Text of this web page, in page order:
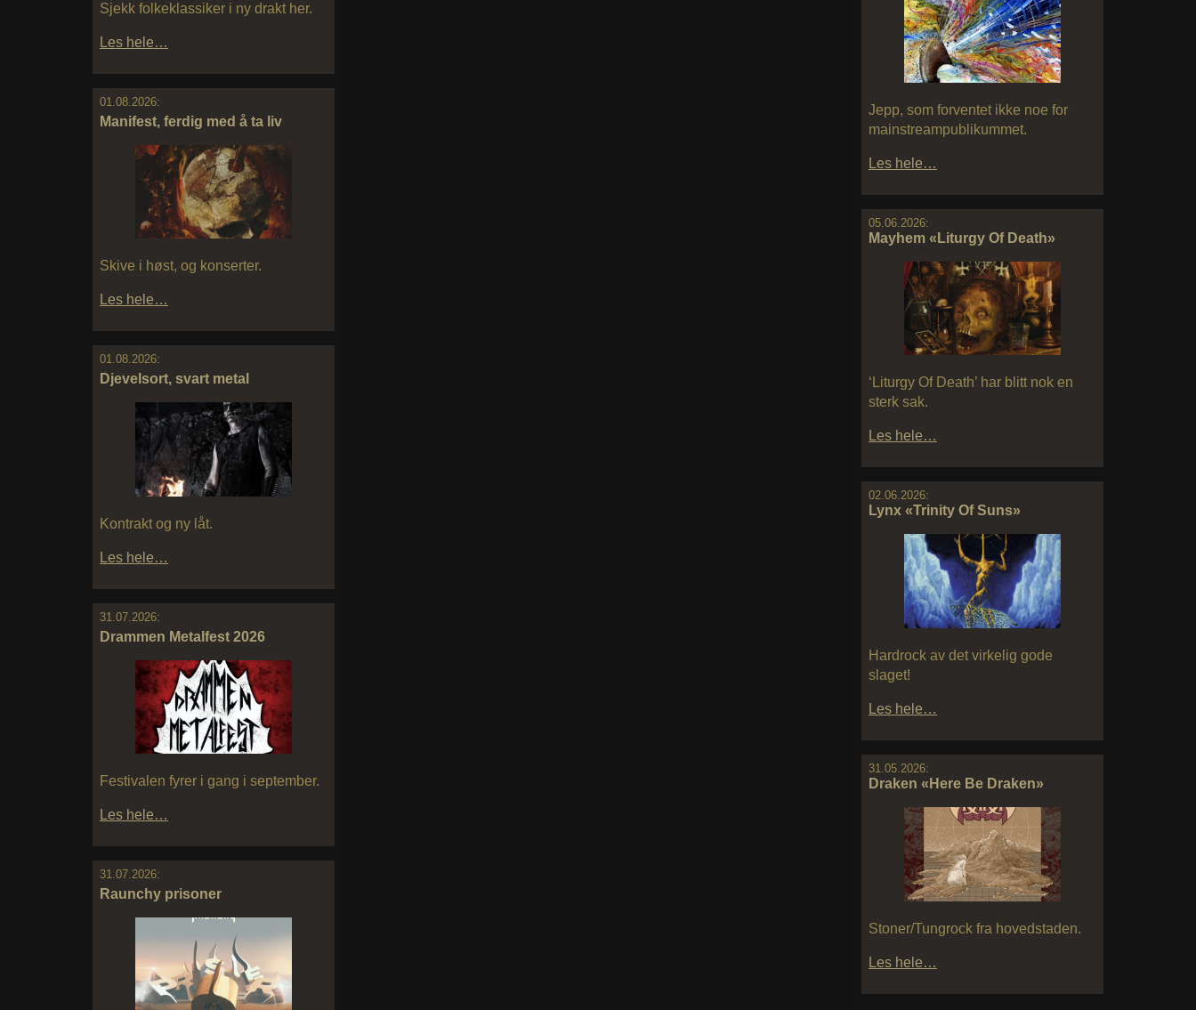
Sjekk folkeklassiker i ny drakt her.
Les hele…
01.08.2026:
Manifest, ferdig med å ta liv
Skive i høst, og konserter.
Les hele…
01.08.2026:
Djevelsort, svart metal
Kontrakt og ny låt.
Les hele…
31.07.2026:
Drammen Metalfest 2026
Festivalen fyrer i gang i september.
Les hele…
31.07.2026:
Raunchy prisoner
Jepp, som forventet ikke noe for
mainstreampublikummet.
Les hele…
05.06.2026:
Mayhem «Liturgy Of Death»
‘Liturgy Of Death’ har blitt nok en
sterk sak.
Les hele…
02.06.2026:
Lynx «Trinity Of Suns»
Hardrock av det virkelig gode
slaget!
Les hele…
31.05.2026:
Draken «Here Be Draken»
Stoner/Tungrock fra hovedstaden.
Les hele…